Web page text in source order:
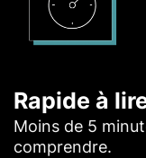
Rapide à
Moins de 5
comprendre.